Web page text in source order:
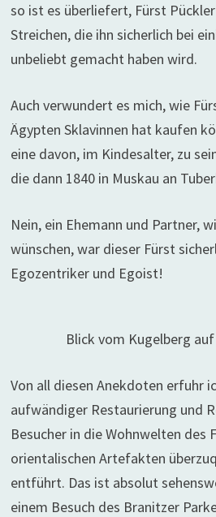
so ist es überliefert, Fürst
Streichen, die ihn sicherlich bei
unbeliebt gemacht haben wird.
Auch verwundert es mich, wie
Ägypten Sklavinnen hat kaufen
eine davon, im Kindesalter, zu
die dann 1840 in Muskau an
Nein, ein Ehemann und Partner,
wünschen, war dieser Fürst
Egozentriker und Egoist!
Blick vom Kugelberg
Von all diesen Anekdoten erfuhr
aufwändiger Restaurierung und
Besucher in die Wohnwelten des
orientalischen Artefakten
entführt. Das ist absolut
einem Besuch des Branitzer